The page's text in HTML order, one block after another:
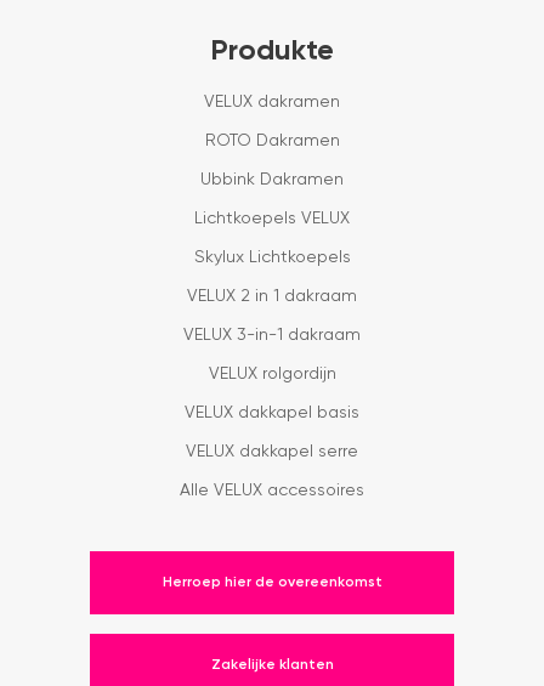
Produkte
VELUX dakramen
ROTO Dakramen
Ubbink Dakramen
Lichtkoepels VELUX
Skylux Lichtkoepels
VELUX 2 in 1 dakraam
VELUX 3-in-1 dakraam
VELUX rolgordijn
VELUX dakkapel basis
VELUX dakkapel serre
Alle VELUX accessoires
Herroep hier de overeenkomst
Zakelijke klanten